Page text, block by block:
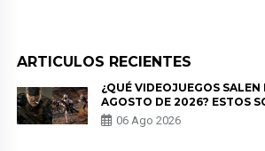
ARTICULOS RECIENTES
¿QUÉ VIDEOJUEGOS SALEN
AGOSTO DE 2026? ESTOS
LOS ESTRENOS MÁS
06 Ago 2026